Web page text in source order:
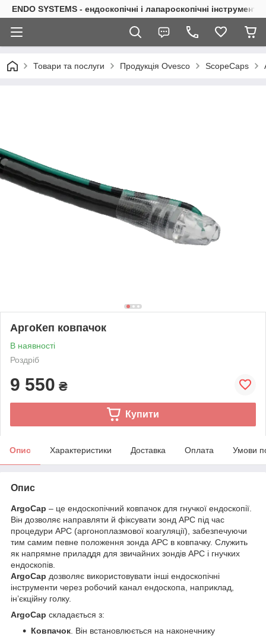
ENDO SYSTEMS - ендоскопічні і лапароскопічні інструменти
Товари та послуги Продукція Ovesco ScopeCaps
АргоКеп ковпачок
В наявності
Роздріб
9 550 ₴
Купити
Опис Характеристики Доставка Оплата Умови
Опис
АrgoCap – це ендоскопічний ковпачок для гнучкої ендоскопії.
Він дозволяє направляти й фіксувати зонд APC під час
процедури APC (аргоноплазмової коагуляції), забезпечуючи
тим самим певне положення зонда APC в ковпачку. Служить
як напрямне приладдя для звичайних зондів APC і гнучких
ендоскопів.
ArgoCap дозволяє використовувати інші ендоскопічні
інструменти через робочий канал ендоскопа, наприклад,
ін’єкційну голку.
ArgoCap складається з:
Ковпачок . Він встановлюється на наконечнику